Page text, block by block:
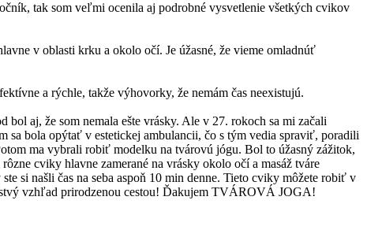
tak som veľmi ocenila aj podrobné vysvetlenie všetkých cvikov
v oblasti krku a okolo očí. Je úžasné, že vieme omladnúť
a rýchle, takže výhovorky, že nemám čas neexistujú.
aj, že som nemala ešte vrásky. Ale v 27. rokoch sa mi začali
bola opýtať v estetickej ambulancii, čo s tým vedia spraviť, poradili
ma vybrali robiť modelku na tvárovú jógu. Bol to úžasný zážitok,
cviky hlavne zamerané na vrásky okolo očí a masáž tváre
si našli čas na seba aspoň 10 min denne. Tieto cviky môžete robiť v
vzhľad prirodzenou cestou! Ďakujem TVÁROVÁ JOGA!